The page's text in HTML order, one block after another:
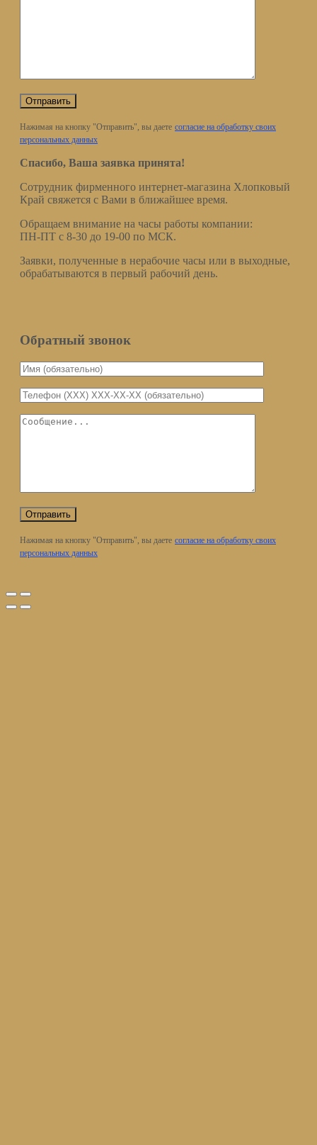
Нажимая на кнопку "Отправить", вы даете согласие на обработку своих
персональных данных
Спасибо, Ваша заявка принята!
Сотрудник фирменного интернет-магазина Хлопковый
Край свяжется с Вами в ближайшее время.
Обращаем внимание на часы работы компании:
ПН-ПТ с 8-30 до 19-00 по МСК.
Заявки, полученные в нерабочие часы или в выходные,
обрабатываются в первый рабочий день.
Обратный звонок
Нажимая на кнопку "Отправить", вы даете согласие на обработку своих
персональных данных